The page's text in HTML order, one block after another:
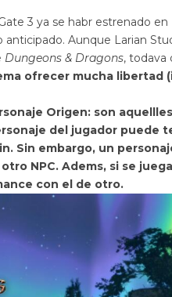
3 ya se habr estrenado en
Aunque Larian
Dungeons & Dragons, todava
ofrecer mucha libertad
Origen: son
del jugador puede
Sin embargo, un
NPC. Adems, si se
con el de otro.